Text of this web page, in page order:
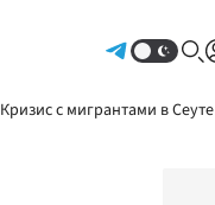
Кризис с мигрантами в Сеуте